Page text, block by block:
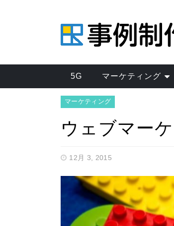
5G マーケティング
マーケティング
ウェブマー
12月 3, 2015